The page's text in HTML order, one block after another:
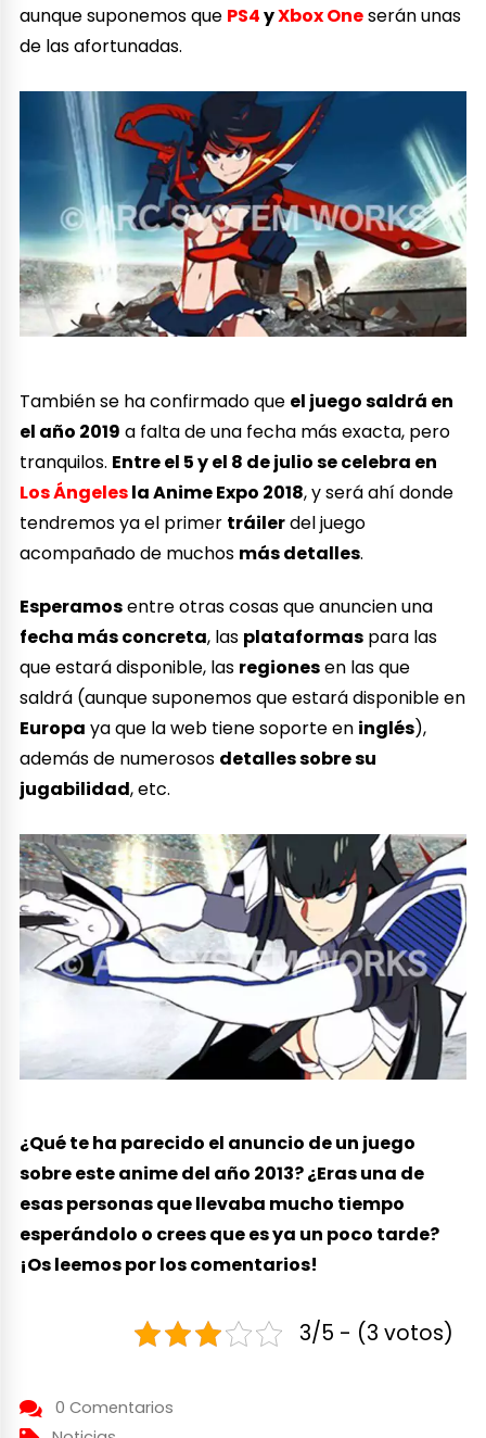
aunque suponemos que PS4yXbox Oneserán unas
de las afortunadas.
También se ha confirmado que el juego saldrá en
el año 2019 a falta de una fecha más exacta, pero
tranquilos. Entre el 5 y el 8 de julio se celebra en
Los Ángelesla Anime Expo 2018, y será ahí donde
tendremos ya el primer tráilerdel juego
acompañado de muchos más detalles.
Esperamosentre otras cosas que anuncien una
fecha más concreta, las plataformas para las
que estará disponible, las regionesen las que
saldrá (aunque suponemos que estará disponible en
Europa ya que la web tiene soporte en inglés),
además de numerosos detalles sobre su
jugabilidad, etc.
¿Qué te ha parecido el anuncio de un juego
sobre este anime del año 2013? ¿Eras una de
esas personas que llevaba mucho tiempo
esperándolo o crees que es ya un poco tarde?
¡Os leemos por los comentarios!
3/5 - (3 votos)
0 Comentarios